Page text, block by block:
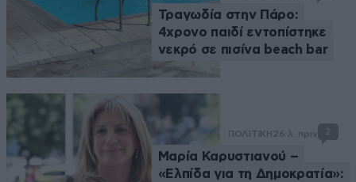
Τραγωδία στην Πάρο:
4χρονο παιδί εντοπίστηκε
νεκρό σε πισίνα beach bar
ΠΟΛΙΤΙΚΗ26 λ. πριν 2
Μαρία Καρυστιανού –
«Ελπίδα για τη Δημοκρατία»: